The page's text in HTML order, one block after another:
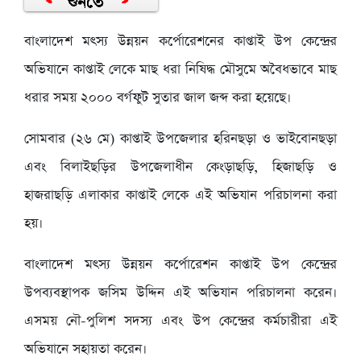
বাংলাদেশ মৎস্য উন্নয়ন কর্পোরেশনের কাপ্তাই উপ কেন্দ্রের
অভিযানে কাপ্তাই লেকে মাছ ধরা নিষিদ্ধ মৌসুমে অবৈধভাবে মাছ
ধরার সময় ২০০০ বর্গফুট সুতার জাল জব্দ করা হয়েছে।
সোমবার (২৬ মে) কাপ্তাই উপজেলার হরিনছড়া ও ভাইবোনছড়া
এবং বিলাইছড়ির উপজেলাধীন কেংড়াছড়ি, হিজাছড়ি ও
হাজরাছড়ি এলাকার কাপ্তাই লেকে এই অভিযান পরিচালনা করা
হয়।
বাংলাদেশ মৎস্য উন্নয়ন কর্পোরেশন কাপ্তাই উপ কেন্দ্রের
উপব্যবস্থাপক জসিম উদ্দিন এই অভিযান পরিচালনা করেন।
এসময় নৌ-পুলিশ সদস্য এবং উপ কেন্দ্রের কর্মচারীরা এই
অভিযানে সহায়তা করেন।